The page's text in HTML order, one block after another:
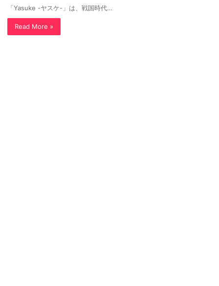
「Yasuke -ヤスケ-」は、戦国時代…
Read More »